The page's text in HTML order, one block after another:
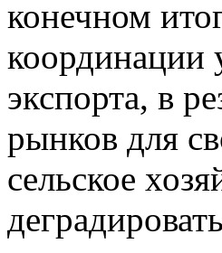
конечном
координации
экспорта, в
рынков для
сельское